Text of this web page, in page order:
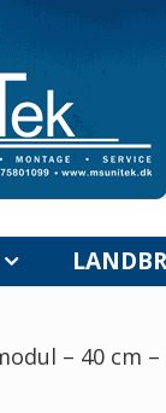
– 40 cm –